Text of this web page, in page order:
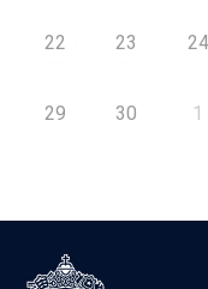
22 23 24
29 30 1